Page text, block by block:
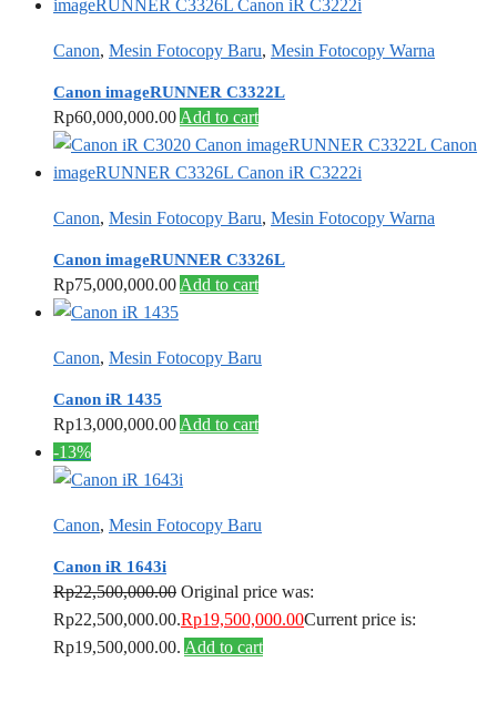
Canon, Mesin Fotocopy Baru, Mesin Fotocopy Warna
Canon imageRUNNER C3322L
Rp60,000,000.00 Add to cart
Canon, Mesin Fotocopy Baru, Mesin Fotocopy Warna
Canon imageRUNNER C3326L
Rp75,000,000.00 Add to cart
Canon, Mesin Fotocopy Baru
Canon iR 1435
Rp13,000,000.00 Add to cart
-13%
Canon, Mesin Fotocopy Baru
Canon iR 1643i
Rp22,500,000.00 Original price was:
Rp22,500,000.00.Rp19,500,000.00Current price is:
Rp19,500,000.00. Add to cart